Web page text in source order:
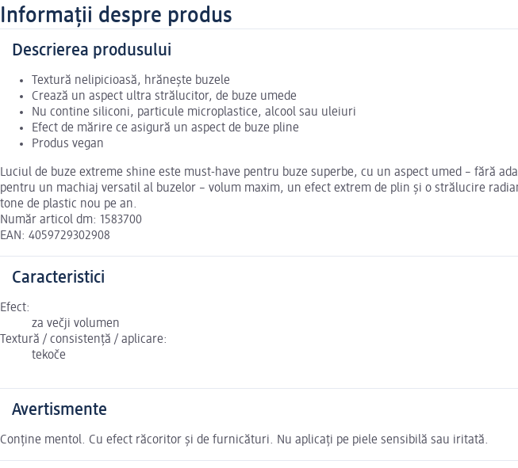
Informații despre produs
Descrierea produsului
Textură nelipicioasă, hrănește buzele
Crează un aspect ultra strălucitor, de buze umede
Nu contine siliconi, particule microplastice, alcool sau uleiuri
Efect de mărire ce asigură un aspect de buze pline
Produs vegan
Luciul de buze extreme shine este must-have pentru buze superbe, cu un aspect umed – fără
pentru un machiaj versatil al buzelor – volum maxim, un efect extrem de plin și o strălucire
tone de plastic nou pe an.
Număr articol dm: 1583700
EAN: 4059729302908
Caracteristici
Efect:
za večji volumen
Textură / consistență / aplicare:
tekoče
Avertismente
Conține mentol. Cu efect răcoritor și de furnicături. Nu aplicați pe piele sensibilă sau iritată.